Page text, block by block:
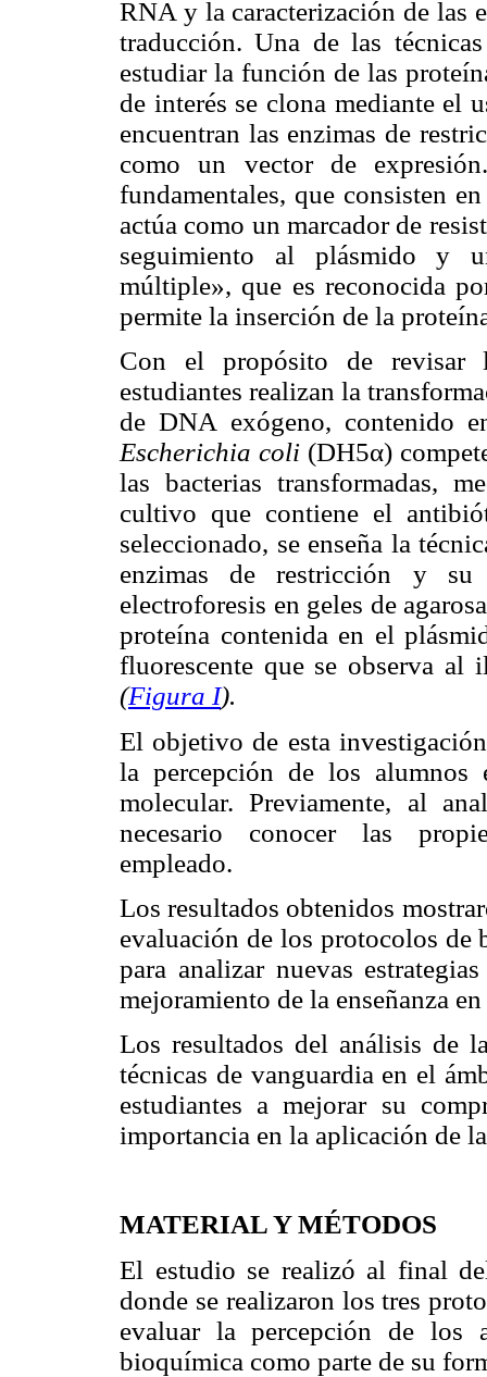
RNA y la caracterización de las
traducción. Una de las
estudiar la función de las
de interés se clona mediante el
encuentran las enzimas de
como un vector de
fundamentales, que consisten
actúa como un marcador de
seguimiento al plásmido y
múltiple», que es reconocida
permite la inserción de la
Con el propósito de revisar
estudiantes realizan la
de DNA exógeno, contenido
Escherichia coli (DH5α)
las bacterias transformadas,
cultivo que contiene el
seleccionado, se enseña la
enzimas de restricción y su
electroforesis en geles de
proteína contenida en el
fluorescente que se observa al
(Figura I).
El objetivo de esta
la percepción de los
molecular. Previamente, al
necesario conocer las
empleado.
Los resultados obtenidos
evaluación de los protocolos de
para analizar nuevas
mejoramiento de la enseñanza
Los resultados del análisis de
técnicas de vanguardia en el
estudiantes a mejorar su
importancia en la aplicación de
MATERIAL Y MÉTODOS
El estudio se realizó al final
donde se realizaron los tres
evaluar la percepción de los
bioquímica como parte de su